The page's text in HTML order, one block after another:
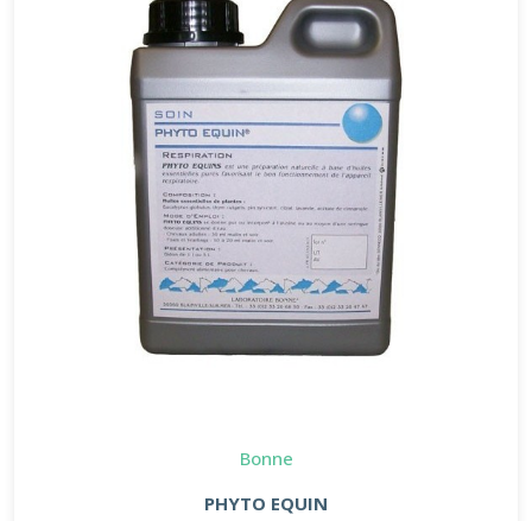
Bonne
PHYTO EQUIN